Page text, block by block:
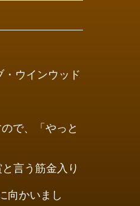
ウインウッド
で、「やっと
言う筋金入り
向かいまし